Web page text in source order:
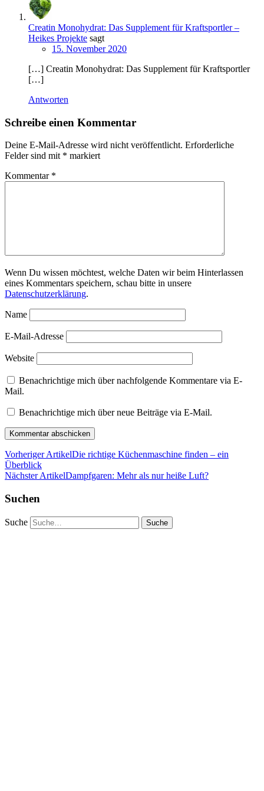
Creatin Monohydrat: Das Supplement für Kraftsportler –
Heikes Projekte sagt
15. November 2020
[…] Creatin Monohydrat: Das Supplement für Kraftsportler
[…]
Antworten
Schreibe einen Kommentar
Deine E-Mail-Adresse wird nicht veröffentlicht. Erforderliche
Felder sind mit * markiert
Kommentar *
Wenn Du wissen möchtest, welche Daten wir beim Hinterlassen
eines Kommentars speichern, schau bitte in unsere
Datenschutzerklärung.
Name
E-Mail-Adresse
Website
Benachrichtige mich über nachfolgende Kommentare via E-
Mail.
Benachrichtige mich über neue Beiträge via E-Mail.
Vorheriger ArtikelDie richtige Küchenmaschine finden – ein
Überblick
Nächster ArtikelDampfgaren: Mehr als nur heiße Luft?
Suchen
Suche